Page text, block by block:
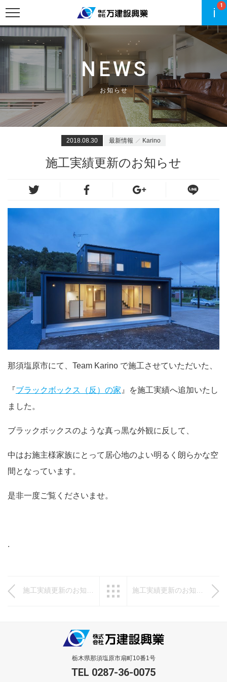
1
NEWS
お知らせ
2018.08.30 最新情報 Karino
施工実績更新のお知らせ
那須塩原市にて、Team Karino で施工させていただいた、
『ブラックボックス（反）の家 』を施工実績へ追加いたし
ました。
ブラックボックスのような真っ黒な外観に反して、
中はお施主様家族にとって居心地のよい明るく朗らかな空
間となっています。
是非一度ご覧くださいませ。
.
施工実績更新のお知らせ 一覧へ戻る
栃木県那須塩原市扇町10番1号
TEL 0287-36-0075